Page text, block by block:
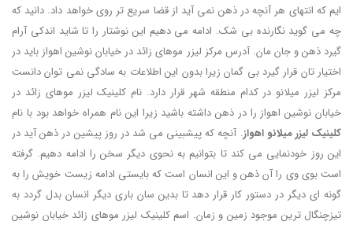
ایم که انتهای هر آنچه در ذهن نمی آید از قضا سریع تر روی خواهد داد. دانید که
چه می گوید نگارنده بی شک. ادامه می دهیم این نوشتار را تا شاید اندکی آرام
گیرد ذهن و جان مان. آدرس مرکز لیزر موهای زائد در خیابان نوشین اهواز باید در
اختیار تان قرار گیرد بی گمان زیرا بدون این اطلاعات به سادگی نمی توان دانست
مرکز لیزر میلانو در کدام منطقه شهر قرار دارد. نام کلینیک لیزر موهای زائد در
خیابان نوشین اهواز را در ذهن داشته باشید زیرا این نام همراه خواهد بود با نام
کلینیک لیزر میلانو اهواز. آنچه که پیشبینی می شد در روز پیشین در ذهن آید در
این روز خودنمایی می کند تا بتوانیم به نحوی دیگر سخن را ادامه دهیم. گرفته
است بوی وی را آن ذهن و این انسان است که بایستی ادامه زیست خویش را به
گونه ای دیگر در دستور کار قرار دهد تا بدین سان باری دیگر انسان بدل گردد به
تیزچنگال ترین موجود زمین و زمان. اسم کلینیک لیزر موهای زائد خیابان نوشین